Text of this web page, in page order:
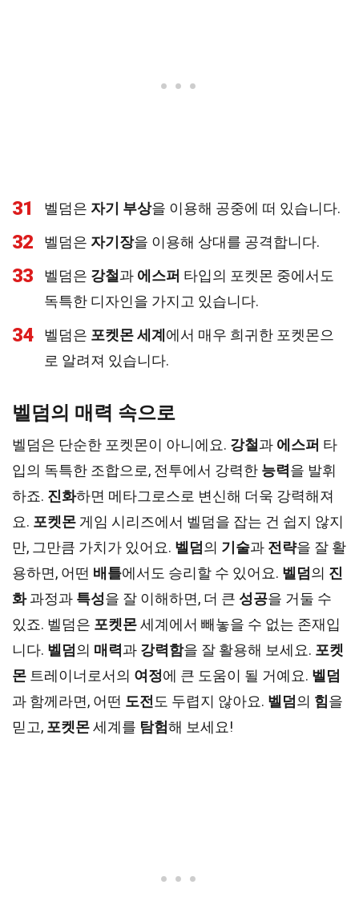
31 벨덤은 자기 부상을 이용해 공중에 떠 있습니다.
32 벨덤은 자기장을 이용해 상대를 공격합니다.
33 벨덤은 강철 과 에스퍼 타입의 포켓몬 중에서도
독특한 디자인을 가지고 있습니다.
34 벨덤은 포켓몬 세계 에서 매우 희귀한 포켓몬으
로 알려져 있습니다.
벨덤의 매력 속으로
벨덤은 단순한 포켓몬이 아니에요. 강철 과 에스퍼 타
입의 독특한 조합으로, 전투에서 강력한 능력을 발휘
하죠. 진화하면 메타그로스로 변신해 더욱 강력해져
요. 포켓몬게임 시리즈에서 벨덤을 잡는 건 쉽지 않지
만, 그만큼 가치가 있어요. 벨덤의 기술과 전략을 잘 활
용하면, 어떤 배틀에서도 승리할 수 있어요. 벨덤의 진
화과정과 특성을 잘 이해하면, 더 큰 성공을 거둘 수
있죠. 벨덤은 포켓몬세계에서 빼놓을 수 없는 존재입
니다. 벨덤의 매력과 강력함을 잘 활용해 보세요. 포켓
몬 트레이너로서의 여정에 큰 도움이 될 거예요. 벨덤
과 함께라면, 어떤 도전 도 두렵지 않아요. 벨덤의 힘을
믿고, 포켓몬세계를 탐험해 보세요!